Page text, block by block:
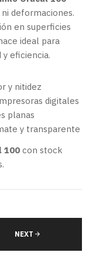
deformaciones.
en superficies
ideal para
y eficiencia.
y nitidez
digitales
planas
y transparente
100 con stock
NEXT